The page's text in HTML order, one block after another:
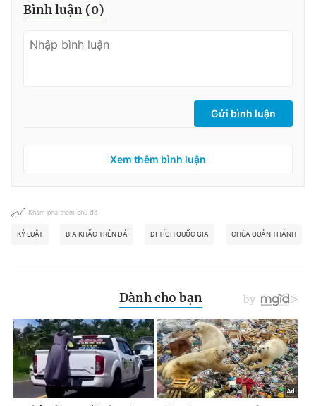
Bình luận (0)
Gửi bình luận
Xem thêm bình luận
Khám phá thêm chủ đề
KỶ LUẬT BIA KHẮC TRÊN ĐÁ DI TÍCH QUỐC GIA CHÙA QUÁN THÁNH